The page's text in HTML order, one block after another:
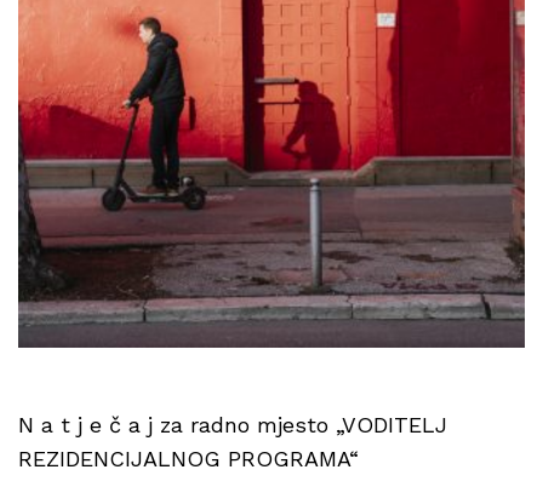
N a t j e č a j za radno mjesto „VODITELJ
REZIDENCIJALNOG PROGRAMA“